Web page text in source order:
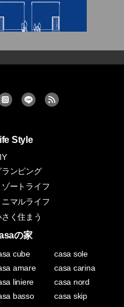
Style
ランピング
ゾートライフ
ニマルライフ
く住まう
の家
cube
casa sole
amare
casa carina
liniere
casa nord
basso
casa skip